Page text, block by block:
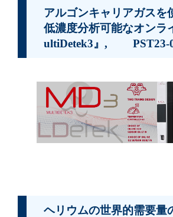
アルゴンキャリアガスを
低濃度分析可能なオンラ
ultiDetek3』, PST23-
ヘリウムの世界的需要量